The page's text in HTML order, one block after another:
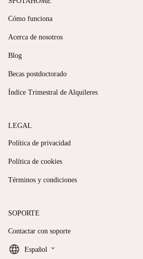
Cómo funciona
Acerca de nosotros
Blog
Becas postdoctorado
Índice Trimestral de Alquileres
LEGAL
Política de privacidad
Política de cookies
Términos y condiciones
SOPORTE
Contactar con soporte
Español keyboard_arrow_down